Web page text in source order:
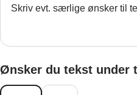
Ønsker du tekst under